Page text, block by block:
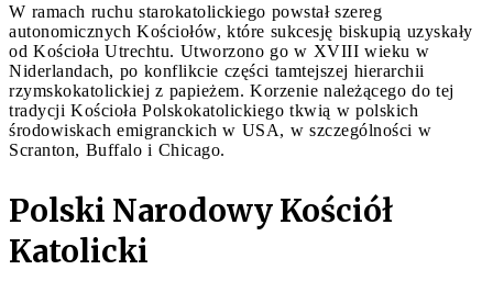
W ramach ruchu starokatolickiego powstał szereg
autonomicznych Kościołów, które sukcesję biskupią uzyskały
od Kościoła Utrechtu. Utworzono go w XVIII wieku w
Niderlandach, po konflikcie części tamtejszej hierarchii
rzymskokatolickiej z papieżem. Korzenie należącego do tej
tradycji Kościoła Polskokatolickiego tkwią w polskich
środowiskach emigranckich w USA, w szczególności w
Scranton, Buffalo i Chicago.
Polski Narodowy Kościół
Katolicki